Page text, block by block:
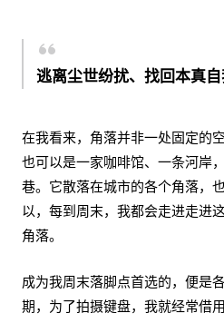
逃离尘世纷扰、找回本真
在我看来，角落并非一处固定的
也可以是一家咖啡馆、一条河岸
巷。它散落在城市的各个角落，
以，每到周末，我都会走进走进
角落。
成为我周末落脚点首选的，便是
期，为了拍摄键盘，我就经常借